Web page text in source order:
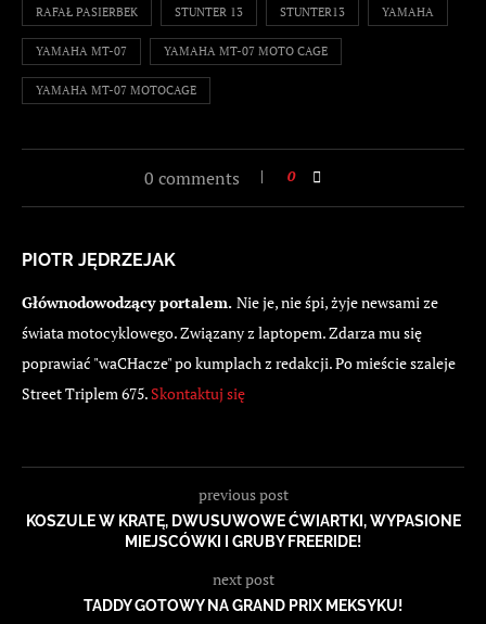
RAFAŁ PASIERBEK STUNTER 13 STUNTER13 YAMAHA
YAMAHA MT-07 YAMAHA MT-07 MOTO CAGE
YAMAHA MT-07 MOTOCAGE
0 comments 0
PIOTR JĘDRZEJAK
Głównodowodzący portalem. Nie je, nie śpi, żyje newsami ze
świata motocyklowego. Związany z laptopem. Zdarza mu się
poprawiać "waCHacze" po kumplach z redakcji. Po mieście szaleje
Street Triplem 675. Skontaktuj się
previous post
KOSZULE W KRATĘ, DWUSUWOWE ĆWIARTKI, WYPASIONE
MIEJSCÓWKI I GRUBY FREERIDE!
next post
TADDY GOTOWY NA GRAND PRIX MEKSYKU!